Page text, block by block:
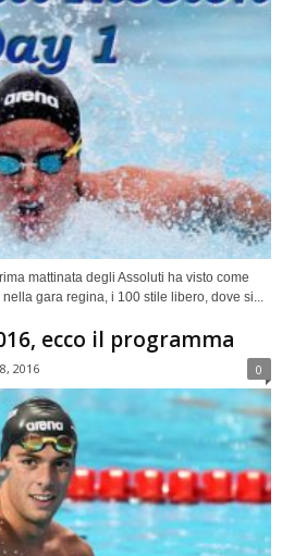
mattinata degli Assoluti ha visto come
gara regina, i 100 stile libero, dove si...
ecco il programma
2016 0